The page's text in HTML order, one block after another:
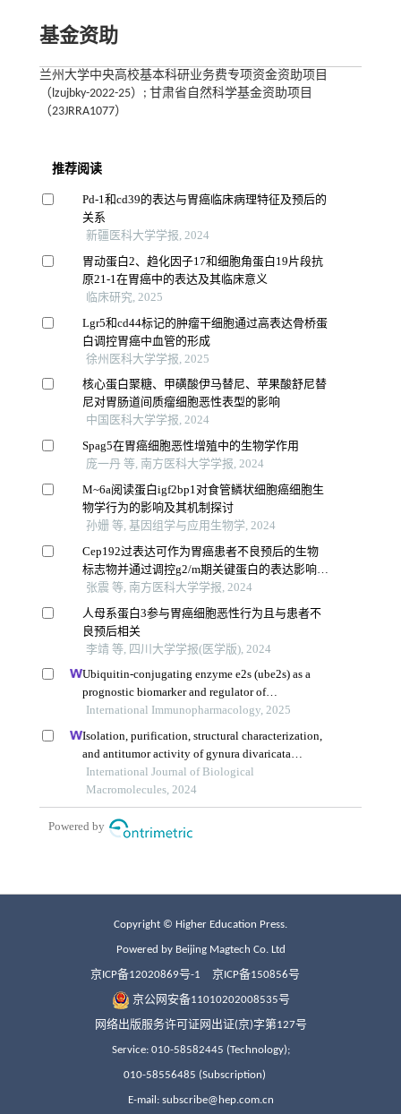
基金资助
兰州大学中央高校基本科研业务费专项资金资助项目
（lzujbky-2022-25）; 甘肃省自然科学基金资助项目
（23JRRA1077）
Copyright © Higher Education Press.
Powered by Beijing Magtech Co. Ltd
京ICP备12020869号-1 京ICP备150856号
京公网安备11010202008535号
网络出版服务许可证网出证(京)字第127号
Service: 010-58582445 (Technology);
010-58556485 (Subscription)
E-mail: subscribe@hep.com.cn